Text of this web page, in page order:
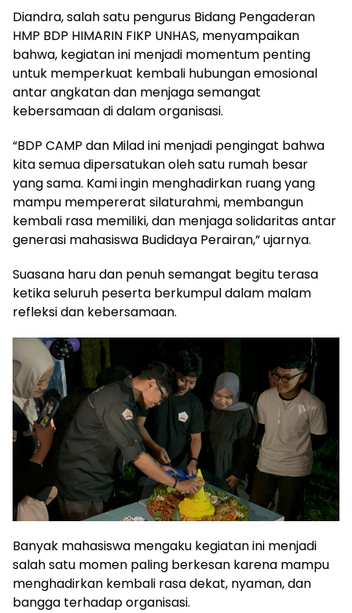
Diandra, salah satu pengurus Bidang Pengaderan
HMP BDP HIMARIN FIKP UNHAS, menyampaikan
bahwa, kegiatan ini menjadi momentum penting
untuk memperkuat kembali hubungan emosional
antar angkatan dan menjaga semangat
kebersamaan di dalam organisasi.
“BDP CAMP dan Milad ini menjadi pengingat bahwa
kita semua dipersatukan oleh satu rumah besar
yang sama. Kami ingin menghadirkan ruang yang
mampu mempererat silaturahmi, membangun
kembali rasa memiliki, dan menjaga solidaritas antar
generasi mahasiswa Budidaya Perairan,” ujarnya.
Suasana haru dan penuh semangat begitu terasa
ketika seluruh peserta berkumpul dalam malam
refleksi dan kebersamaan.
Banyak mahasiswa mengaku kegiatan ini menjadi
salah satu momen paling berkesan karena mampu
menghadirkan kembali rasa dekat, nyaman, dan
bangga terhadap organisasi.